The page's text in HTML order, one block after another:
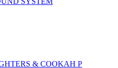
& COOKAH P